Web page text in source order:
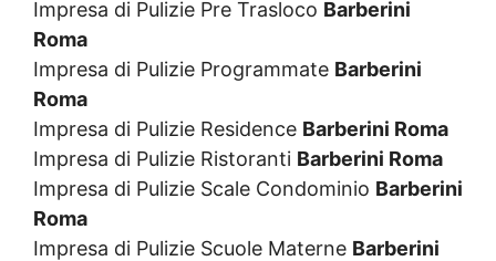
Impresa di Pulizie Pre Trasloco Barberini
Roma
Impresa di Pulizie Programmate Barberini
Roma
Impresa di Pulizie Residence Barberini Roma
Impresa di Pulizie Ristoranti Barberini Roma
Impresa di Pulizie Scale Condominio Barberini
Roma
Impresa di Pulizie Scuole Materne Barberini